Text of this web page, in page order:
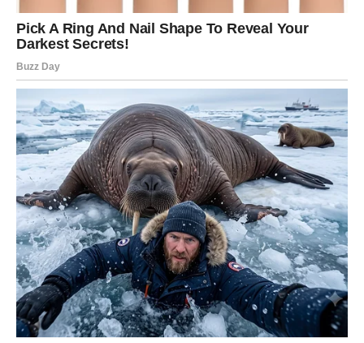
Škorpija
Sreća vam dolazi kroz ljude koji vas iskreno cijene. Jedna
osoba pružit će vam podršku onda kada vam bude
najpotrebnija. Poslovne prilike razvijat će se bolje nego
što očekujete, a finansijska situacija postaje mnogo
stabilnija. U ljubavi vas očekuje period više povjerenja i
topline.
Strijelac